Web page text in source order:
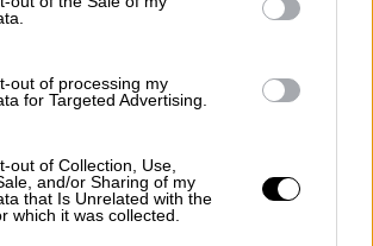
out of processing my
for Targeted Advertising.
out of Collection, Use,
and/or Sharing of my
that Is Unrelated with the
which it was collected.
Super League 1